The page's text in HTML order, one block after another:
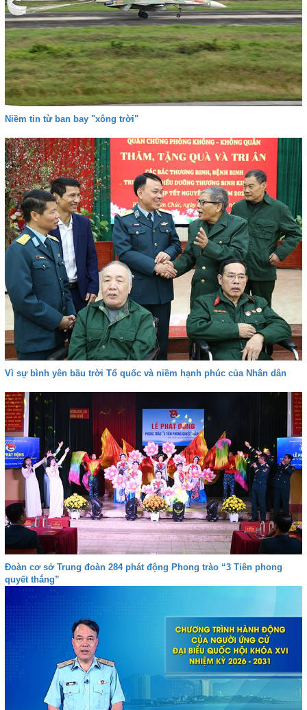
Niềm tin từ ban bay "xông trời"
Vì sự bình yên bầu trời Tổ quốc và niềm hạnh phúc của Nhân dân
Đoàn cơ sở Trung đoàn 284 phát động Phong trào “3 Tiên phong
quyết thắng”